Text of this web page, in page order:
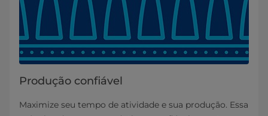
Produção confiável
Maximize seu tempo de atividade e sua produção. Essa